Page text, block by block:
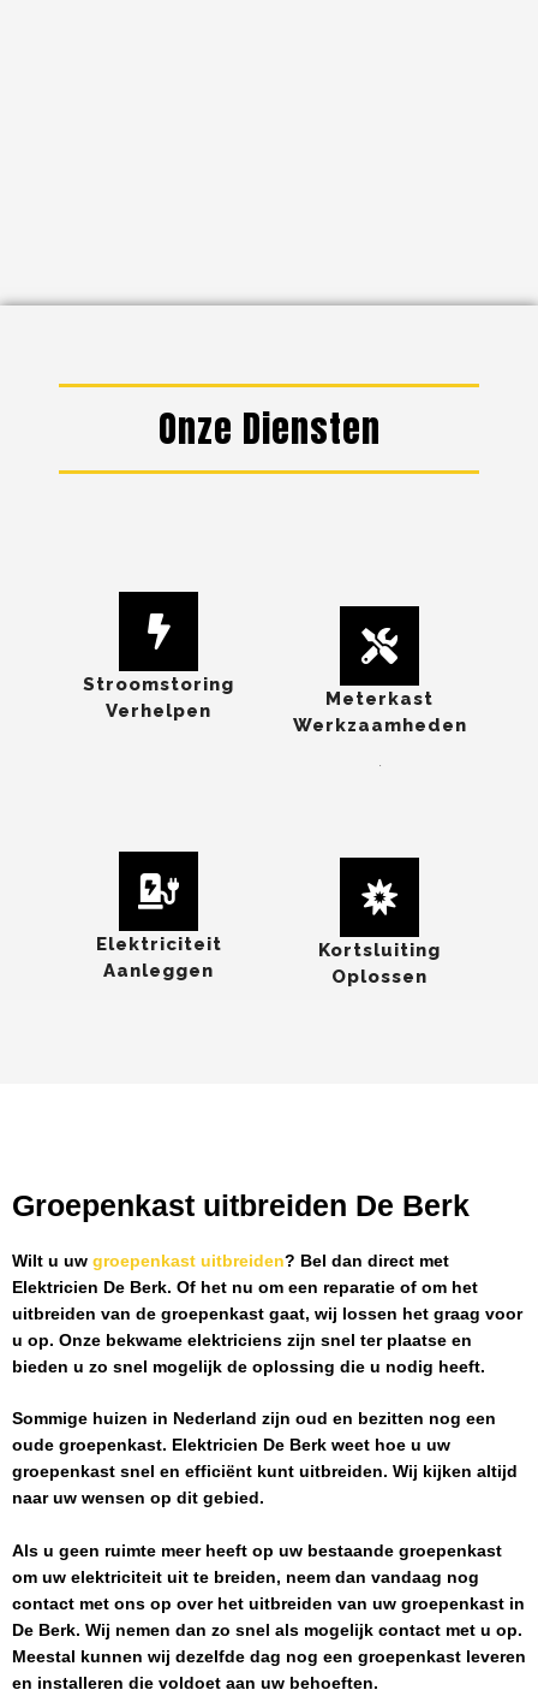
Onze Diensten
Stroomstoring
Verhelpen
Meterkast
Werkzaamheden
Elektriciteit
Aanleggen
Kortsluiting
Oplossen
Groepenkast uitbreiden De Berk
Wilt u uw groepenkast uitbreiden? Bel dan direct met
Elektricien De Berk. Of het nu om een reparatie of om het
uitbreiden van de groepenkast gaat, wij lossen het graag voor
u op. Onze bekwame elektriciens zijn snel ter plaatse en
bieden u zo snel mogelijk de oplossing die u nodig heeft.
Sommige huizen in Nederland zijn oud en bezitten nog een
oude groepenkast. Elektricien De Berk weet hoe u uw
groepenkast snel en efficiënt kunt uitbreiden. Wij kijken altijd
naar uw wensen op dit gebied.
Als u geen ruimte meer heeft op uw bestaande groepenkast
om uw elektriciteit uit te breiden, neem dan vandaag nog
contact met ons op over het uitbreiden van uw groepenkast in
De Berk. Wij nemen dan zo snel als mogelijk contact met u op.
Meestal kunnen wij dezelfde dag nog een groepenkast leveren
en installeren die voldoet aan uw behoeften.